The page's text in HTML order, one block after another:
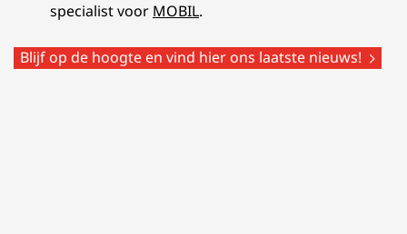
specialist voor MOBIL.
Blijf op de hoogte en vind hier ons laatste nieuws!